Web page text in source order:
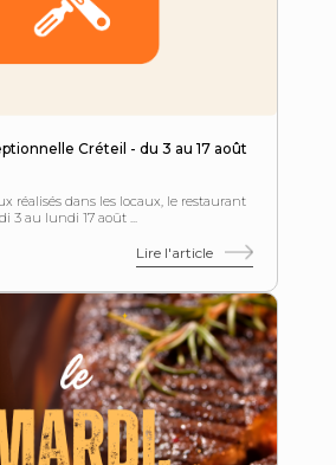
Créteil - du 3 au 17 août
réalisés dans les locaux, le restaurant
3 au lundi 17 août ...
Lire l'article